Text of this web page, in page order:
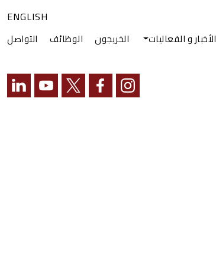
ENGLISH
الأخبار و الفعاليات الخريجون الوظائف التواصل